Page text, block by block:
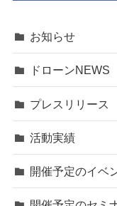
お知らせ
ドローンNEWS
プレスリリース
活動実績
開催予定のイベ